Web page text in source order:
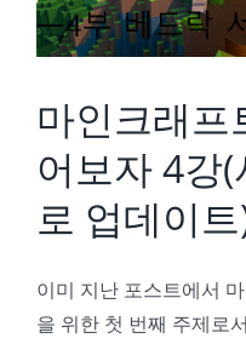
마인크래프
어보자 4강
로 업데이
이미 지난 포스트에서
을 위한 첫 번째 주제로